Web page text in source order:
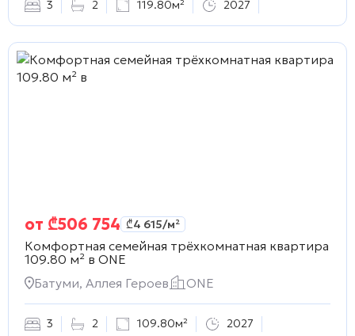
3 2 119.80м² 2027
от ₾506 754 ₾4 615/м²
Комфортная семейная трёхкомнатная квартира
109.80 м² в ONE
Батуми, Аллея Героев
ONE
3 2 109.80м² 2027